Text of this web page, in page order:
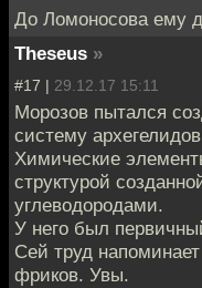
До Ломоносова ему
Theseus »
#17 | 29.12.17 15:11
Морозов пытался
систему
Химические
структурой
углеводородами.
У него был
Сей труд
фриков. Увы.